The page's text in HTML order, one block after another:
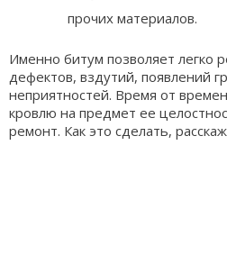
прочих материалов.
Именно битум позволяет легко
дефектов, вздутий, появлений
неприятностей. Время от
кровлю на предмет ее
ремонт. Как это сделать,